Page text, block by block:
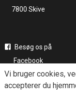
7800 Skive
Besøg os på
Facebook
Følg os på
Vi bruger cookies,
accepterer du